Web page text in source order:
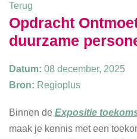
Terug
Opdracht
duurzame
Datum: 08 december, 2025
Bron: Regioplus
Binnen de Expositie
maak je kennis met een